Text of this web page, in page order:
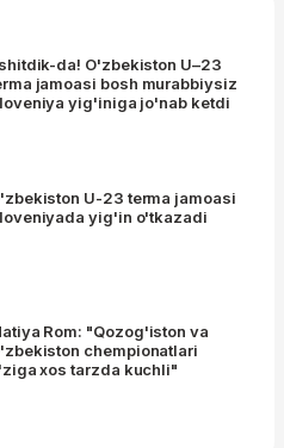
da! O'zbekiston U–23
jamoasi bosh murabbiysiz
yig'iniga jo'nab ketdi
U-23 terma jamoasi
yig'in o'tkazadi
Rom: "Qozog'iston va
chempionatlari
xos tarzda kuchli"